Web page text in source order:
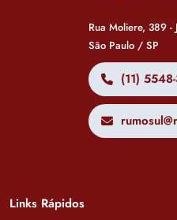
Rua Moliere, 389 -
São Paulo / SP
(11)
Links Rápidos